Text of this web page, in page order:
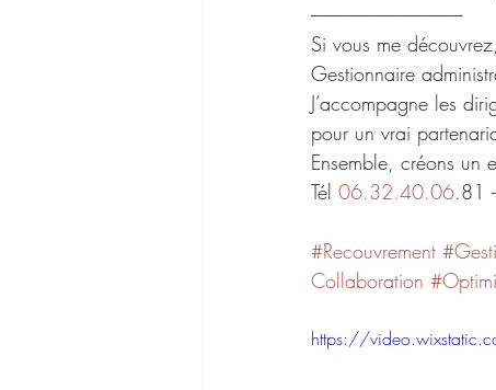
----------------------------------------------
Si vous me
Gestionnaire
J’accompagne les
pour un vrai
Ensemble, créons un
Tél 06.32.40.06.81
#Recouvrement
Collaboration
https://